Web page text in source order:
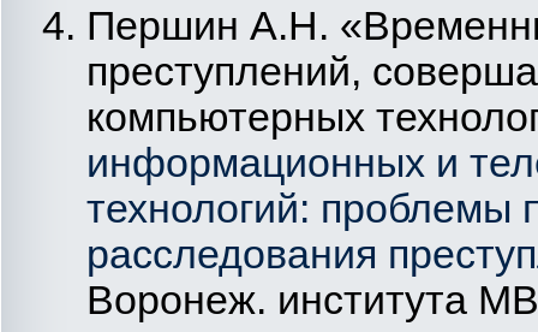
Першин А.Н.
преступлений,
компьютерных
информационных и
технологий: проблемы
расследования
Воронеж. института